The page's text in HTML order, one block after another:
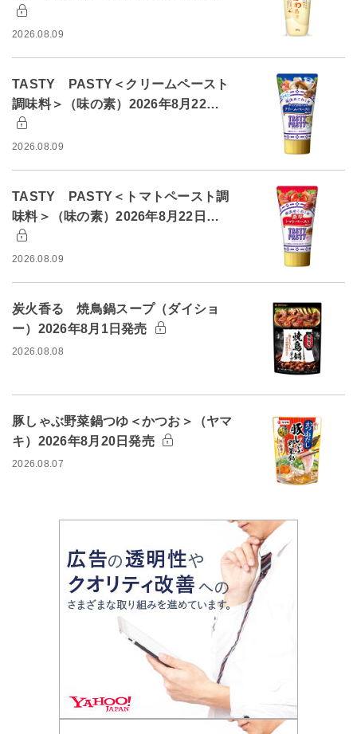
2026.08.09
TASTY PASTY＜クリームペースト
調味料＞（味の素）2026年8月22…
2026.08.09
TASTY PASTY＜トマトペースト調
味料＞（味の素）2026年8月22日…
2026.08.09
炭火香る 焼鳥鍋スープ（ダイショ
ー）2026年8月1日発売
2026.08.08
豚しゃぶ野菜鍋つゆ＜かつお＞（ヤマ
キ）2026年8月20日発売
2026.08.07